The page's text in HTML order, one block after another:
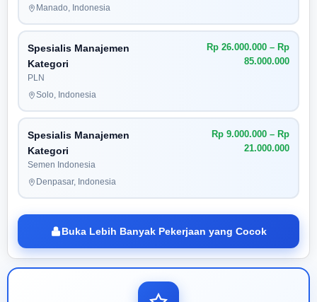
Manado, Indonesia
Spesialis Manajemen
Kategori
PLN
Rp 26.000.000 – Rp
85.000.000
Solo, Indonesia
Spesialis Manajemen
Kategori
Semen Indonesia
Rp 9.000.000 – Rp
21.000.000
Denpasar, Indonesia
Buka Lebih Banyak Pekerjaan yang Cocok